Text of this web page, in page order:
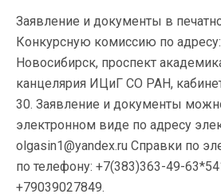
Заявление и документы в
Конкурсную комиссию по
Новосибирск, проспект
канцелярия ИЦиГ СО РАН,
30. Заявление и документы
электронном виде по адресу
olgasin1@yandex.ru Справки по
по телефону: +7(383)363-49-
+79039027849.